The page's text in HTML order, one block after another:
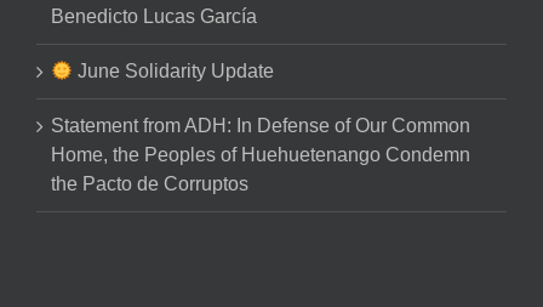
Benedicto Lucas García
June Solidarity Update
Statement from ADH: In Defense of Our Common
Home, the Peoples of Huehuetenango Condemn
the Pacto de Corruptos